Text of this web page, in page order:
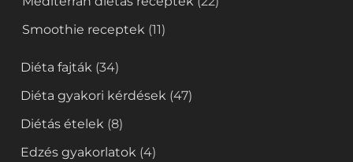
Smoothie receptek (11)
Diéta fajták (34)
Diéta gyakori kérdések (47)
Diétás ételek (8)
Edzés gyakorlatok (4)